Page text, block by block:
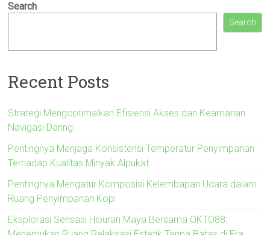
Search
Search
Recent Posts
Strategi Mengoptimalkan Efisiensi Akses dan Keamanan
Navigasi Daring
Pentingnya Menjaga Konsistensi Temperatur Penyimpanan
Terhadap Kualitas Minyak Alpukat
Pentingnya Mengatur Komposisi Kelembapan Udara dalam
Ruang Penyimpanan Kopi
Eksplorasi Sensasi Hiburan Maya Bersama OKTO88: